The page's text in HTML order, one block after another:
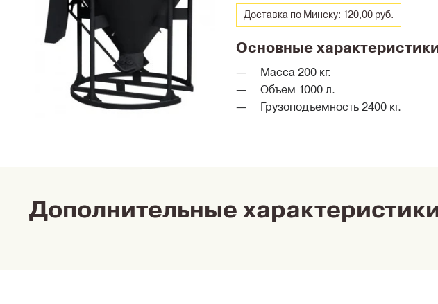
Доставка по Минску: 120,00 руб.
Основные
Масса 200 кг.
Объем 1000 л.
Грузоподъемность 2400 кг.
Дополнительные